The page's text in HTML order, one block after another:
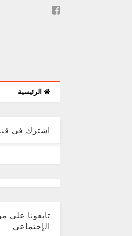
الرئيسية
اشترك فى
تابعونا على
الإجتماعي